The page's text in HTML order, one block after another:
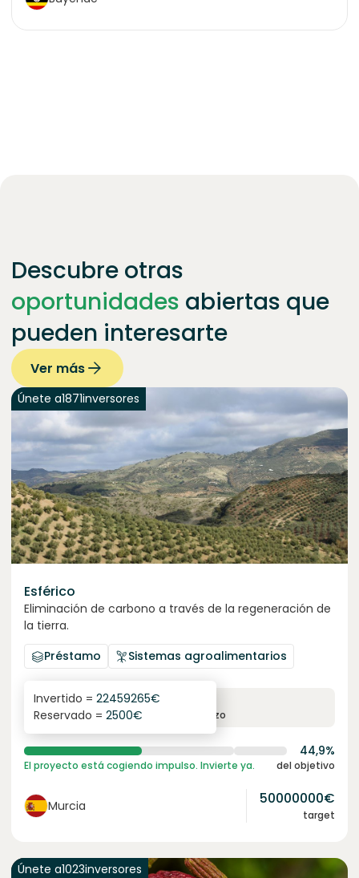
Descubre otras
oportunidades abiertas que
pueden interesarte
Ver más
Únete a1871inversores
Esférico
Eliminación de carbono a través de la regeneración de
la tierra.
Préstamo
Sistemas agroalimentarios
6.3%
interés anual plazo
Invertido = 22459265€
Reservado = 2500€
44,9%
El proyecto está cogiendo impulso. Invierte ya. del objetivo
Murcia 50000000€
target
Únete a1023inversores